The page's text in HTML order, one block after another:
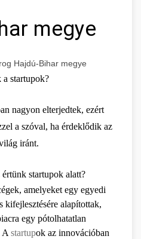
megye
Hajdú-Bihar megye
startupok?
nagyon elterjedtek, ezért
a szóval, ha érdeklődik az
iránt.
startupok alatt?
amelyeket egy egyedi
kifejlesztésére alapítottak,
egy pótolhatatlan
A startupok az innovációban